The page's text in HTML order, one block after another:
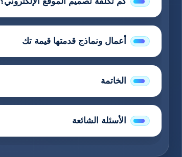
أعمال ونماذج قدمتها قيمة تك
الخاتمة
الأسئلة الشائعة